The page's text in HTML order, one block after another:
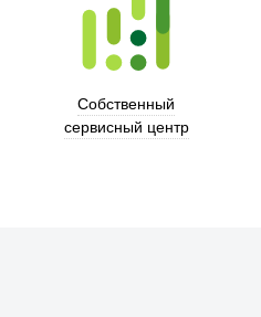
Собственный
сервисный центр